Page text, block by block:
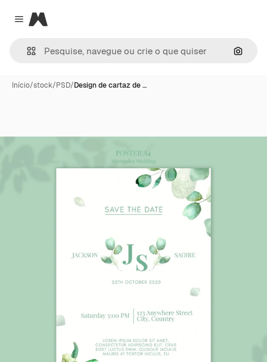
Close menu
Magnific
Início/stock/PSD/Design de cartaz de …